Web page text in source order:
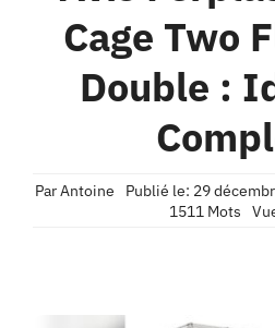
Confidentialité
Cage Two
Double :
ParAntoine Publié le: 29
1511 Mots